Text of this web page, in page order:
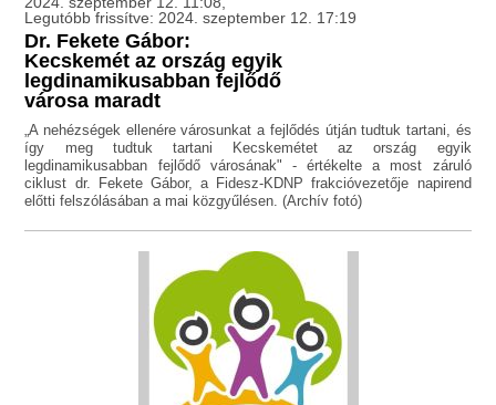
Legutóbb frissítve: 2024. szeptember 12. 17:19
Dr. Fekete Gábor:
Kecskemét az ország egyik
legdinamikusabban fejlődő
városa maradt
„A nehézségek ellenére városunkat a fejlődés útján tudtuk tartani, és
így meg tudtuk tartani Kecskemétet az ország egyik
legdinamikusabban fejlődő városának" - értékelte a most záruló
ciklust dr. Fekete Gábor, a Fidesz-KDNP frakcióvezetője napirend
előtti felszólásában a mai közgyűlésen. (Archív fotó)